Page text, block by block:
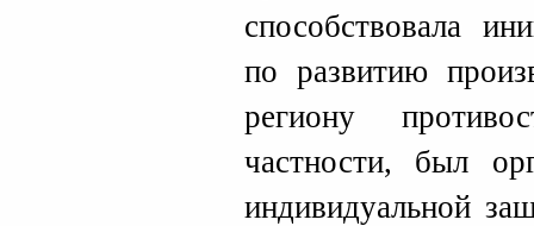
способствовала
по развитию
региону
частности, был
индивидуальной